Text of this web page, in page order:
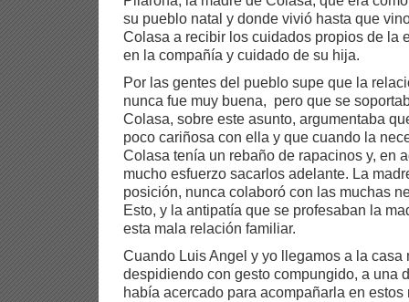
su pueblo natal y donde vivió hasta que
Colasa a recibir los cuidados propios de la
en la compañía y cuidado de su hija.
Por las gentes del pueblo supe que la
nunca fue muy buena, pero que se
Colasa, sobre este asunto, argumentaba
poco cariñosa con ella y que cuando la
Colasa tenía un rebaño de rapacinos y, en
mucho esfuerzo sacarlos adelante. La
posición, nunca colaboró con las muchas
Esto, y la antipatía que se profesaban la
esta mala relación familiar.
Cuando Luis Angel y yo llegamos a la casa
despidiendo con gesto compungido, a una
había acercado para acompañarla en estos